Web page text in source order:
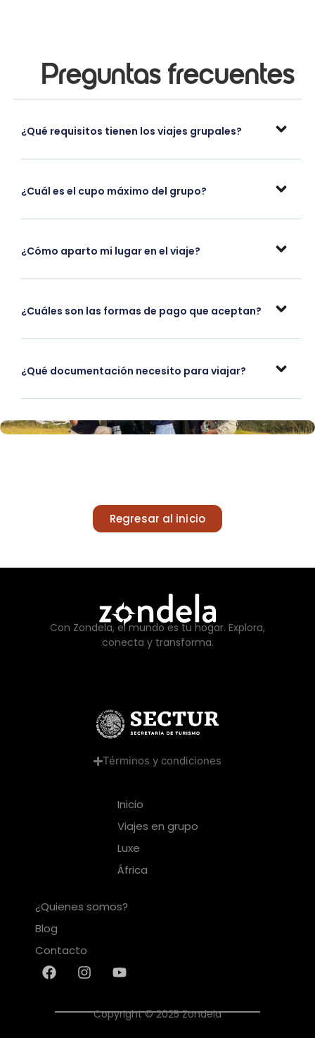
Preguntas frecuentes
¿Qué requisitos tienen los viajes grupales?
¿Cuál es el cupo máximo del grupo?
¿Cómo aparto mi lugar en el viaje?
¿Cuáles son las formas de pago que aceptan?
¿Qué documentación necesito para viajar?
Regresar al inicio
Con Zondela, el mundo es tu hogar. Explora,
conecta y transforma.
Términos y condiciones
Inicio
Viajes en grupo
Luxe
África
¿Quienes somos?
Blog
Contacto
Copyright © 2025 Zondela